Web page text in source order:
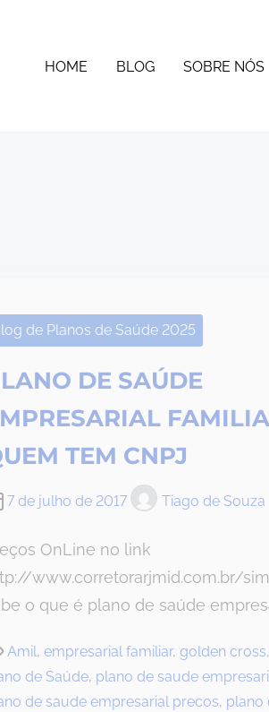
HOME BLOG SOBRE NÓS
de Planos de Saúde 2025
DE SAÚDE
TEM CNPJ
7 de julho de 2017 Tiago de Souza
OnLine no link
www.corretorarjmid.com.br/
o que é plano de saúde
Amil, empresarial familiar, golden cross,
de Saúde, plano de saude
de saude empresarial precos, plano